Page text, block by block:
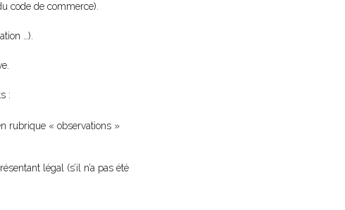
code de commerce).
…).
:
rubrique « observations »
légal (s’il n’a pas été